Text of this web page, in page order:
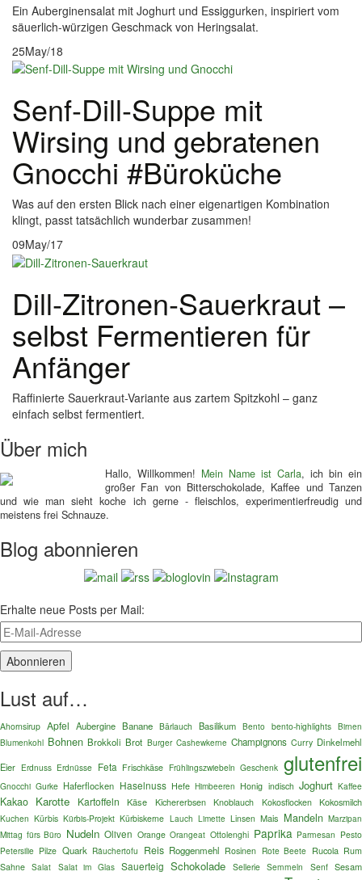
Ein Auberginensalat mit Joghurt und Essiggurken, inspiriert vom
säuerlich-würzigen Geschmack von Heringsalat.
25May/18
Senf-Dill-Suppe mit
Wirsing und gebratenen
Gnocchi #Büroküche
Was auf den ersten Blick nach einer eigenartigen Kombination
klingt, passt tatsächlich wunderbar zusammen!
09May/17
Dill-Zitronen-Sauerkraut –
selbst Fermentieren für
Anfänger
Raffinierte Sauerkraut-Variante aus zartem Spitzkohl – ganz
einfach selbst fermentiert.
Über mich
Hallo, Willkommen! Mein Name ist Carla, ich bin ein
großer Fan von Bitterschokolade, Kaffee und Tanzen
und wie man sieht koche ich gerne - fleischlos, experimentierfreudig und
meistens frei Schnauze.
Blog abonnieren
Erhalte neue Posts per Mail:
Lust auf…
Ahornsirup Apfel Aubergine Banane Bärlauch Basilikum Bento bento-highlights Birnen
Blumenkohl Bohnen Brokkoli Brot Burger Cashewkerne Champignons Curry Dinkelmehl
Eier Erdnuss Erdnüsse Feta Frischkäse Frühlingszwiebeln Geschenk glutenfrei
Gnocchi Gurke Haferflocken Haselnuss Hefe Himbeeren Honig indisch Joghurt Kaffee
Kakao Karotte Kartoffeln Käse Kichererbsen Knoblauch Kokosflocken Kokosmilch
Kuchen Kürbis Kürbis-Projekt Kürbiskerne Lauch Limette Linsen Mais Mandeln Marzipan
Mittag fürs Büro Nudeln Oliven Orange Orangeat Ottolenghi Paprika Parmesan Pesto
Petersilie Pilze Quark Räuchertofu Reis Roggenmehl Rosinen Rote Beete Rucola Rum
Sahne
Salat Salat im Glas Sauerteig Schokolade Sellerie Semmeln Senf Sesam